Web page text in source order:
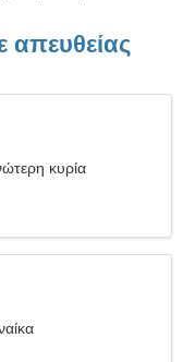
απευθείας
κυρία